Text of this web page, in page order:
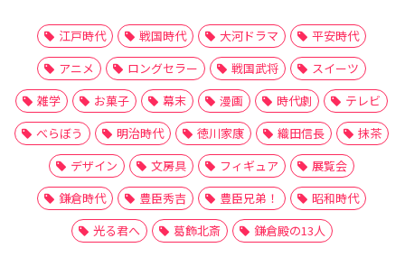
江戸時代 戦国時代 大河ドラマ
平安時代
アニメ
ロングセラー 戦国武将
スイーツ
雑学
お菓子 幕末 漫画 時代劇
テレビ
べらぼう
明治時代 徳川家康 織田信長
抹茶
デザイン
文房具 フィギュア
展覧会
鎌倉時代
豊臣秀吉 豊臣兄弟！
昭和時代
光る君へ
葛飾北斎 鎌倉殿の13人